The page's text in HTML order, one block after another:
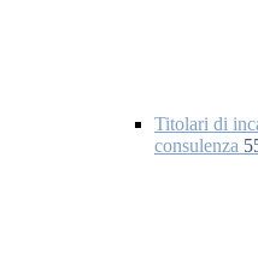
Titolari di
consulenza